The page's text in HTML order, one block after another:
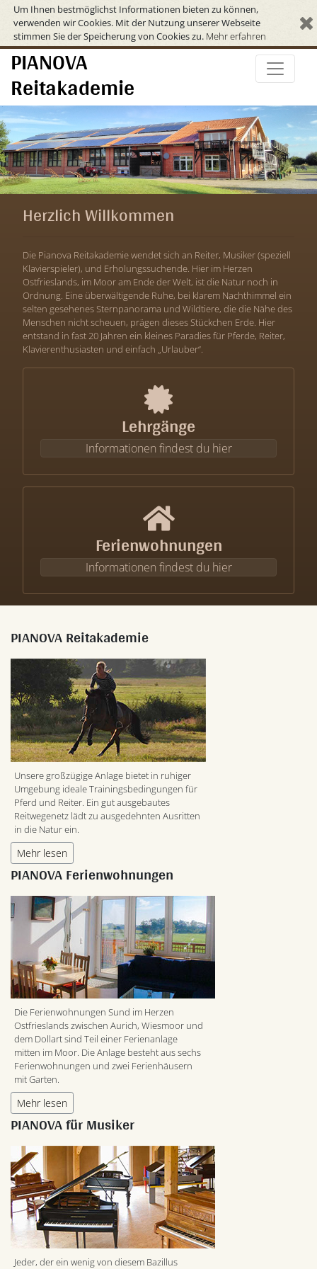
Um Ihnen bestmöglichst Informationen bieten zu können,
verwenden wir Cookies. Mit der Nutzung unserer Webseite
stimmen Sie der Speicherung von Cookies zu. Mehr erfahren
PIANOVA
Reitakademie
Herzlich Willkommen
Die Pianova Reitakademie wendet sich an Reiter, Musiker (speziell
Klavierspieler), und Erholungssuchende. Hier im Herzen
Ostfrieslands, im Moor am Ende der Welt, ist die Natur noch in
Ordnung. Eine überwältigende Ruhe, bei klarem Nachthimmel ein
selten gesehenes Sternpanorama und Wildtiere, die die Nähe des
Menschen nicht scheuen, prägen dieses Stückchen Erde. Hier
entstand in fast 20 Jahren ein kleines Paradies für Pferde, Reiter,
Klavierenthusiasten und einfach „Urlauber“.
Lehrgänge
Informationen findest du hier
Ferienwohnungen
Informationen findest du hier
PIANOVA Reitakademie
Unsere großzügige Anlage bietet in ruhiger
Umgebung ideale Trainingsbedingungen für
Pferd und Reiter. Ein gut ausgebautes
Reitwegenetz lädt zu ausgedehnten Ausritten
in die Natur ein.
Mehr lesen
PIANOVA Ferienwohnungen
Die Ferienwohnungen Sund im Herzen
Ostfrieslands zwischen Aurich, Wiesmoor und
dem Dollart sind Teil einer Ferienanlage
mitten im Moor. Die Anlage besteht aus sechs
Ferienwohnungen und zwei Ferienhäusern
mit Garten.
Mehr lesen
PIANOVA für Musiker
Jeder, der ein wenig von diesem Bazillus